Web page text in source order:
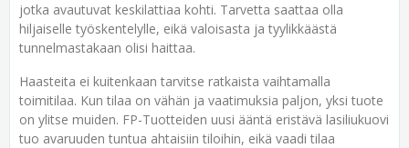
jotka avautuvat keskilattiaa kohti. Tarvetta saattaa olla
hiljaiselle työskentelylle, eikä valoisasta ja tyylikkäästä
tunnelmastakaan olisi haittaa.
Haasteita ei kuitenkaan tarvitse ratkaista vaihtamalla
toimitilaa. Kun tilaa on vähän ja vaatimuksia paljon, yksi tuote
on ylitse muiden. FP-Tuotteiden uusi ääntä eristävä lasiliukuovi
tuo avaruuden tuntua ahtaisiin tiloihin, eikä vaadi tilaa